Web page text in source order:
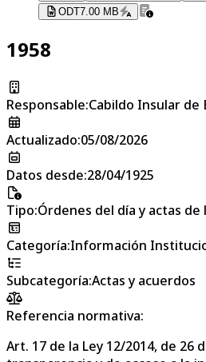
ODT7.00 MB
1958
Responsable:Cabildo Insular de
Actualizado:05/08/2026
Datos desde:28/04/1925
Tipo:Órdenes del día y actas de
Categoría:Información
Subcategoría:Actas y acuerdos
Referencia normativa:
Art. 17 de la Ley 12/2014, de 26